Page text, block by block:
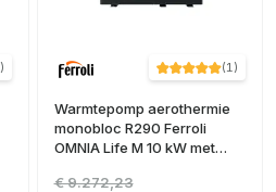
) (1)
Warmtepomp aerothermie
monobloc R290 Ferroli
OMNIA Life M 10 kW met
€ 9.272,23